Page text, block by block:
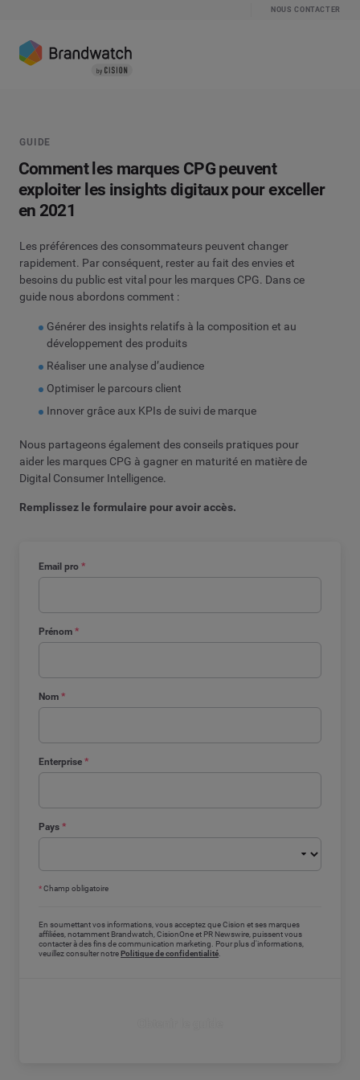
NOUS CONTACTER
Email pro *
Prénom *
Nom *
Enterprise *
Pays *
*Champ obligatoire
En soumettant vos informations, vous acceptez que Cision et ses marques
affiliées, notamment Brandwatch, CisionOne et PR Newswire, puissent vous
contacter à des fins de communication marketing. Pour plus d'informations,
veuillez consulter notrePolitique de confidentialité
GUIDE
Comment les marques CPG peuvent
exploiter les insights digitaux pour exceller
en 2021
Les préférences des consommateurs peuvent changer
rapidement. Par conséquent, rester au fait des envies et
besoins du public est vital pour les marques CPG. Dans ce
guide nous abordons comment :
Générer des insights relatifs à la composition et au
développement des produits
Réaliser une analyse d’audience
Optimiser le parcours client
Innover grâce aux KPIs de suivi de marque
Nous partageons également des conseils pratiques pour
aider les marques CPG à gagner en maturité en matière de
Digital Consumer Intelligence.
Remplissez le formulaire pour avoir accès.